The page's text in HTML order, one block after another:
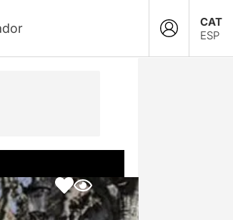
CAT
ESP